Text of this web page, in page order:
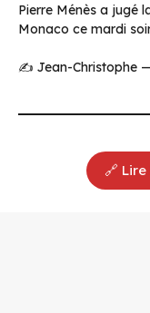
Pierre Ménès a jugé
Monaco ce mardi
✍️ Jean-Christophe
🔗